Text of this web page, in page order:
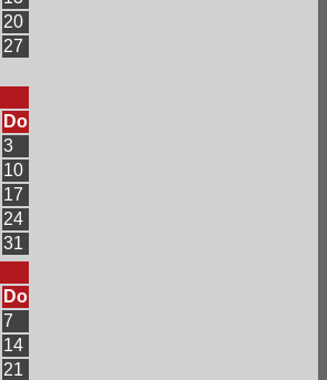
20
27
Do
3
10
17
24
31
Do
7
14
21